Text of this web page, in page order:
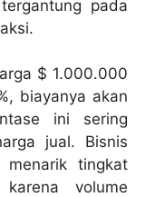
pada
$ 1.000.000
biayanya akan
ini sering
jual. Bisnis
tingkat
volume